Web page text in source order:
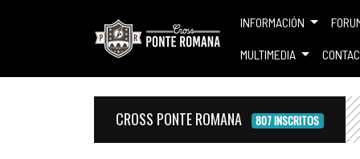
INFORMACIÓN
MULTIMEDIA
CROSS PONTE ROMANA 807 INSCRITOS